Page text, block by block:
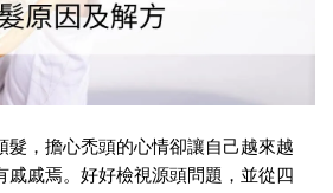
髮，擔心禿頭的心情卻讓自己越來越
戚戚焉。好好檢視源頭問題，並從四